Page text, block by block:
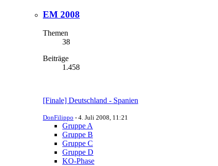
EM 2008
Themen
38
Beiträge
1.458
[Finale] Deutschland - Spanien
DonFilippo - 4. Juli 2008, 11:21
Gruppe A
Gruppe B
Gruppe C
Gruppe D
KO-Phase